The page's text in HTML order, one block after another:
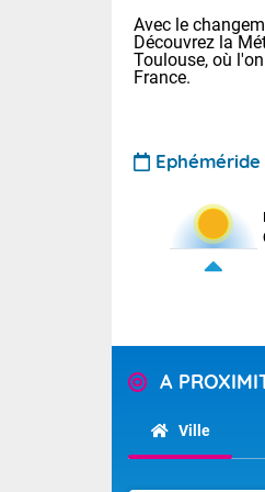
Avec le
Découvrez la
Toulouse, où
France.
A
Ville